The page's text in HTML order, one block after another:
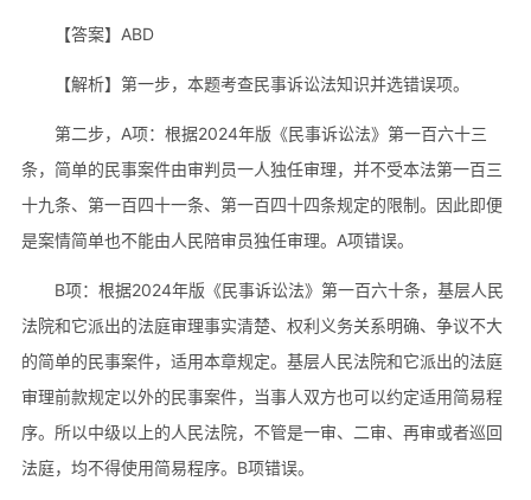
【答案】ABD
【解析】第一步，本题考查民事诉讼法知识并选错误项。
第二步，A项：根据2024年版《民事诉讼法》第一百六十三
条，简单的民事案件由审判员一人独任审理，并不受本法第一百三
十九条、第一百四十一条、第一百四十四条规定的限制。因此即便
是案情简单也不能由人民陪审员独任审理。A项错误。
B项：根据2024年版《民事诉讼法》第一百六十条，基层人民
法院和它派出的法庭审理事实清楚、权利义务关系明确、争议不大
的简单的民事案件，适用本章规定。基层人民法院和它派出的法庭
审理前款规定以外的民事案件，当事人双方也可以约定适用简易程
序。所以中级以上的人民法院，不管是一审、二审、再审或者巡回
法庭，均不得使用简易程序。B项错误。